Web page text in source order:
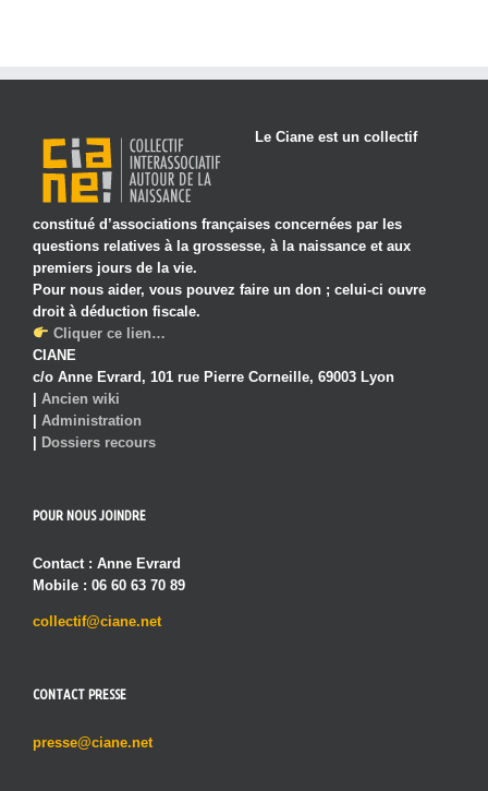
Le Ciane est un collectif
constitué d’associations françaises concernées par les
questions relatives à la grossesse, à la naissance et aux
premiers jours de la vie.
Pour nous aider, vous pouvez faire un don ; celui-ci ouvre
droit à déduction fiscale.
Cliquer ce lien…
CIANE
c/o Anne Evrard, 101 rue Pierre Corneille, 69003 Lyon
Ancien wiki
Administration
Dossiers recours
POUR NOUS JOINDRE
Contact : Anne Evrard
Mobile : 06 60 63 70 89
collectif@ciane.net
CONTACT PRESSE
presse@ciane.net